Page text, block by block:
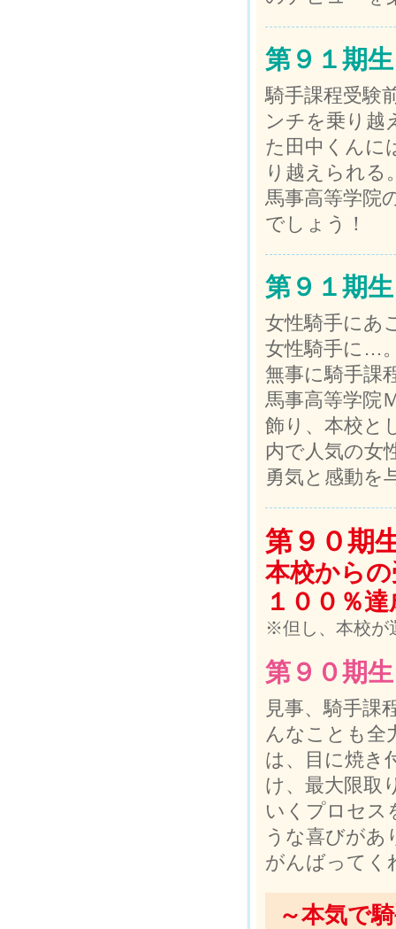
第９１期生
騎手課程受験
ンチを乗り越
た田中くんに
り越えられる
馬事高等学院
でしょう！
第９１期生
女性騎手にあ
女性騎手に…
無事に騎手課
馬事高等学院
飾り、本校と
内で人気の女
勇気と感動を
第９０期
本校から
１００％達
※但し、本校が
第９０期生
見事、騎手課
んなことも全
は、目に焼き
け、最大限取
いくプロセス
うな喜びがあ
がんばってく
～本気で